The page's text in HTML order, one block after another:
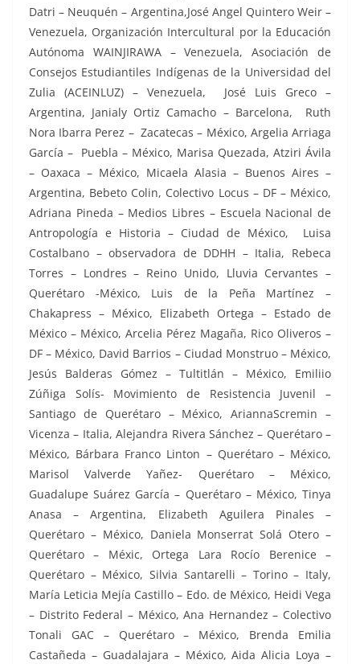
Datri – Neuquén – Argentina,José Angel Quintero Weir –
Venezuela, Organización Intercultural por la Educación
Autónoma WAINJIRAWA – Venezuela, Asociación de
Consejos Estudiantiles Indígenas de la Universidad del
Zulia (ACEINLUZ) – Venezuela, José Luis Greco –
Argentina, Janialy Ortiz Camacho – Barcelona, Ruth
Nora Ibarra Perez – Zacatecas – México, Argelia Arriaga
García – Puebla – México, Marisa Quezada, Atziri Ávila
– Oaxaca – México, Micaela Alasia – Buenos Aires –
Argentina, Bebeto Colin, Colectivo Locus – DF – México,
Adriana Pineda – Medios Libres – Escuela Nacional de
Antropología e Historia – Ciudad de México, Luisa
Costalbano – observadora de DDHH – Italia, Rebeca
Torres – Londres – Reino Unido, Lluvia Cervantes –
Querétaro -México, Luis de la Peña Martínez –
Chakapress – México, Elizabeth Ortega – Estado de
México – México, Arcelia Pérez Magaña, Rico Oliveros –
DF – México, David Barrios – Ciudad Monstruo – México,
Jesús Balderas Gómez – Tultitlán – México, Emiliio
Zúñiga Solís- Movimiento de Resistencia Juvenil –
Santiago de Querétaro – México, AriannaScremin –
Vicenza – Italia, Alejandra Rivera Sánchez – Querétaro –
México, Bárbara Franco Linton – Querétaro – México,
Marisol Valverde Yañez- Querétaro – México,
Guadalupe Suárez García – Querétaro – México, Tinya
Anasa – Argentina, Elizabeth Aguilera Pinales –
Querétaro – México, Daniela Monserrat Solá Otero –
Querétaro – Méxic, Ortega Lara Rocío Berenice –
Querétaro – México, Silvia Santarelli – Torino – Italy,
María Leticia Mejía Castillo – Edo. de México, Heidi Vega
– Distrito Federal – México, Ana Hernandez – Colectivo
Tonali GAC – Querétaro – México, Brenda Emilia
Castañeda – Guadalajara – México, Aida Alicia Loya –